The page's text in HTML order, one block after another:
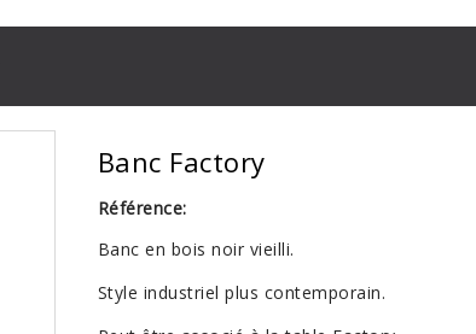
Banc Factory
Référence:
Banc en bois noir vieilli.
Style industriel plus contemporain.